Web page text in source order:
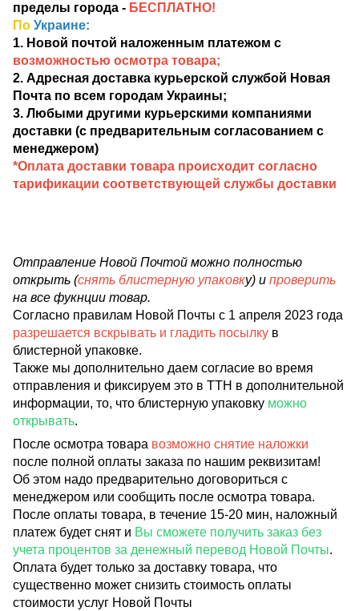
пределы города - БЕСПЛАТНО!
По Украине:
1. Новой почтой наложенным платежом с
возможностью осмотра товара;
2. Адресная доставка курьерской службой Новая
Почта по всем городам Украины;
3. Любыми другими курьерскими компаниями
доставки (с предварительным согласованием с
менеджером)
*Оплата доставки товара происходит согласно
тарификации соответствующей службы доставки
Отправление Новой Почтой можно полностью
открыть (снять блистерную упаковку) и проверить
на все фукнции товар.
Согласно правилам Новой Почты с 1 апреля 2023 года
разрешается вскрывать и гладить посылку в
блистерной упаковке.
Также мы дополнительно даем согласие во время
отправления и фиксируем это в ТТН в дополнительной
информации, то, что блистерную упаковку можно
открывать.
После осмотра товара возможно снятие наложки
после полной оплаты заказа по нашим реквизитам!
Об этом надо предварительно договориться с
менеджером или сообщить после осмотра товара.
После оплаты товара, в течение 15-20 мин, наложный
платеж будет снят и Вы сможете получить заказ без
учета процентов за денежный перевод Новой Почты.
Оплата будет только за доставку товара, что
существенно может снизить стоимость оплаты
стоимости услуг Новой Почты